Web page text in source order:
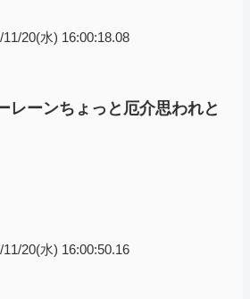
11/20(水) 16:00:18.08
レーンちょっと厄介思われと
11/20(水) 16:00:50.16